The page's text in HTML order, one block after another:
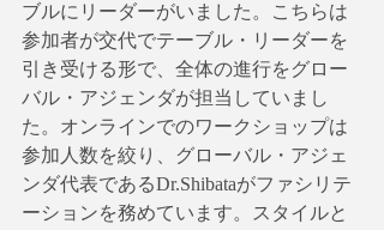
ブルにリーダーがいました。こちらは
参加者が交代でテーブル・リーダーを
引き受ける形で、全体の進行をグロー
バル・アジェンダが担当していまし
た。オンラインでのワークショップは
参加人数を絞り、グローバル・アジェ
ンダ代表であるDr.Shibataがファシリテ
ーションを務めています。スタイルと